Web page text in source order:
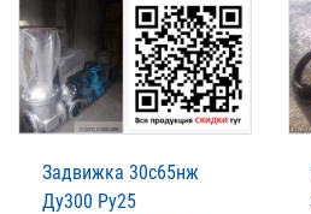
Задвижка 30с65нж
Ду300 Ру25